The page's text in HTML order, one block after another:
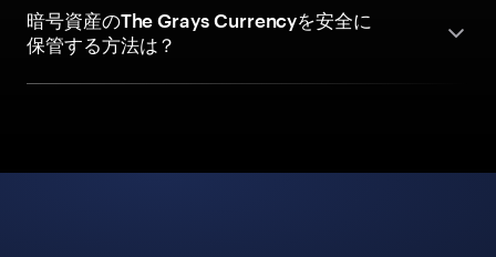
暗号資産のThe Grays Currencyを安全に
保管する方法は？